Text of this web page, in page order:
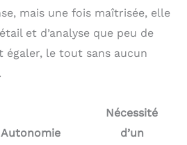
mais une fois maîtrisée, elle
et d’analyse que peu de
égaler, le tout sans aucun
Autonomie
Nécessité
d’un